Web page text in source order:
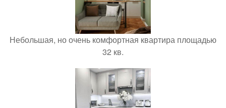
Небольшая, но очень комфортная квартира площадью
32 кв.